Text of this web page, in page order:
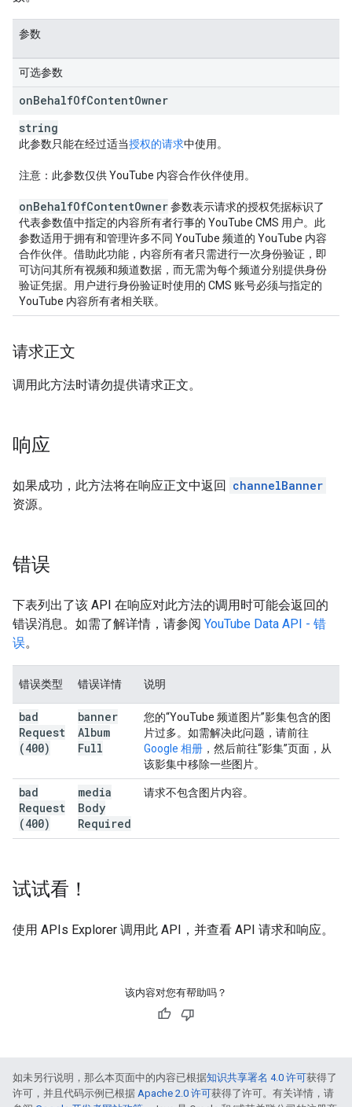
参数
可选参数
onBehalfOfContentOwner
string
此参数只能在经过适当授权的请求中使用。
注意 ：此参数仅供 YouTube 内容合作伙伴使用。
onBehalfOfContentOwner参数表示请求的授权凭据标识了
代表参数值中指定的内容所有者行事的 YouTube CMS 用户。此
参数适用于拥有和管理许多不同 YouTube 频道的 YouTube 内容
合作伙伴。借助此功能，内容所有者只需进行一次身份验证，即
可访问其所有视频和频道数据，而无需为每个频道分别提供身份
验证凭据。用户进行身份验证时使用的 CMS 账号必须与指定的
YouTube 内容所有者相关联。
请求正文
调用此方法时请勿提供请求正文。
响应
如果成功，此方法将在响应正文中返回 channelBanner
资源。
错误
下表列出了该 API 在响应对此方法的调用时可能会返回的
错误消息。如需了解详情，请参阅 YouTube Data API - 错
误。
错误类型 错误详情 说明
bad
Request
(400)
banner
Album
Full
您的“YouTube 频道图片”影集包含的图
片过多。如需解决此问题，请前往
Google 相册 ，然后前往“影集”页面，从
该影集中移除一些图片。
bad
Request
(400)
media
Body
Required
请求不包含图片内容。
试试看！
使用 APIs Explorer 调用此 API，并查看 API 请求和响应。
该内容对您有帮助吗？
如未另行说明，那么本页面中的内容已根据知识共享署名 4.0 许可获得了
许可，并且代码示例已根据 Apache 2.0 许可获得了许可。有关详情，请